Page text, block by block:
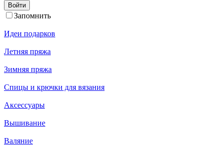
Войти
Запомнить
Идеи подарков
Летняя пряжа
Зимняя пряжа
Спицы и крючки для вязания
Аксессуары
Вышивание
Валяние